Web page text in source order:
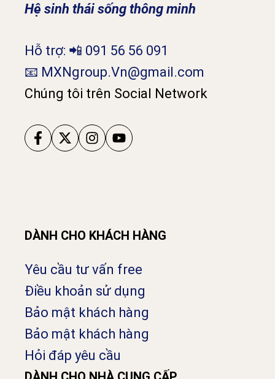
Hệ sinh thái sống thông minh
Hỗ trợ: 📲 091 56 56 091
📧 MXNgroup.Vn@gmail.com
Chúng tôi trên Social Network
DÀNH CHO KHÁCH HÀNG
Yêu cầu tư vấn free
Điều khoản sử dụng
Bảo mật khách hàng
Bảo mật khách hàng
Hỏi đáp yêu cầu